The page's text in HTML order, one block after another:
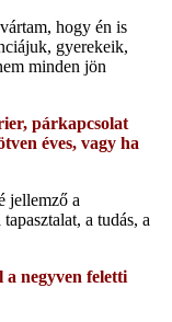
hogy én is
gyerekeik,
minden jön
párkapcsolat
éves, vagy ha
jellemző a
a tudás, a
a negyven feletti